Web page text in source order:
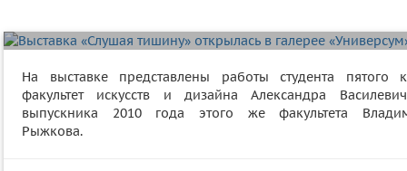
На выставке представлены работы студента пятого
факультет искусств и дизайна Александра
выпускника 2010 года этого же факультета
Рыжкова.
Дни физико-технического